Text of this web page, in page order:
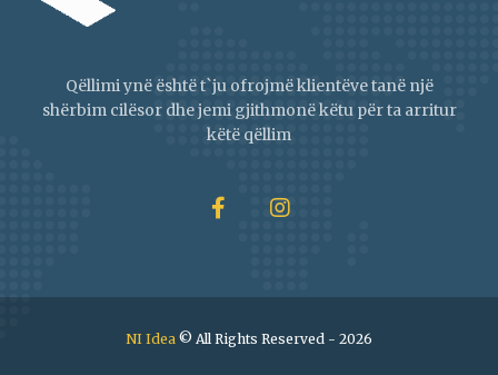
Qëllimi ynë është t`ju ofrojmë klientëve tanë një
shërbim cilësor dhe jemi gjithmonë këtu për ta arritur
këtë qëllim
NI Idea © All Rights Reserved - 2026